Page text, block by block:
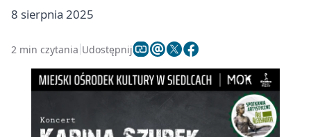
8 sierpnia 2025
2 min czytania Udostępnij